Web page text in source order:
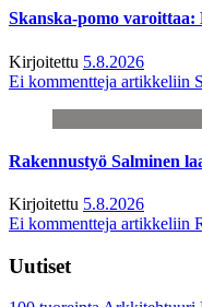
Skanska-pomo varoittaa:
Kirjoitettu 5.8.2026
Ei kommentteja artikkeliin
Rakennustyö Salminen
Kirjoitettu 5.8.2026
Ei kommentteja artikkeliin
Uutiset